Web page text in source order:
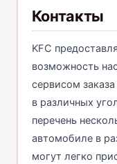
Контакты
KFC
возможность
сервисом
в различных
перечень
автомобиле в
могут легко